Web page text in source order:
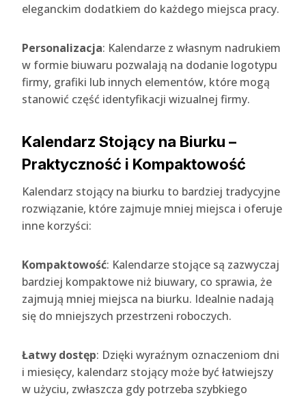
eleganckim dodatkiem do każdego miejsca pracy.
Personalizacja: Kalendarze z własnym nadrukiem
w formie biuwaru pozwalają na dodanie logotypu
firmy, grafiki lub innych elementów, które mogą
stanowić część identyfikacji wizualnej firmy.
Kalendarz Stojący na Biurku –
Praktyczność i Kompaktowość
Kalendarz stojący na biurku to bardziej tradycyjne
rozwiązanie, które zajmuje mniej miejsca i oferuje
inne korzyści:
Kompaktowość: Kalendarze stojące są zazwyczaj
bardziej kompaktowe niż biuwary, co sprawia, że
zajmują mniej miejsca na biurku. Idealnie nadają
się do mniejszych przestrzeni roboczych.
Łatwy dostęp: Dzięki wyraźnym oznaczeniom dni
i miesięcy, kalendarz stojący może być łatwiejszy
w użyciu, zwłaszcza gdy potrzeba szybkiego